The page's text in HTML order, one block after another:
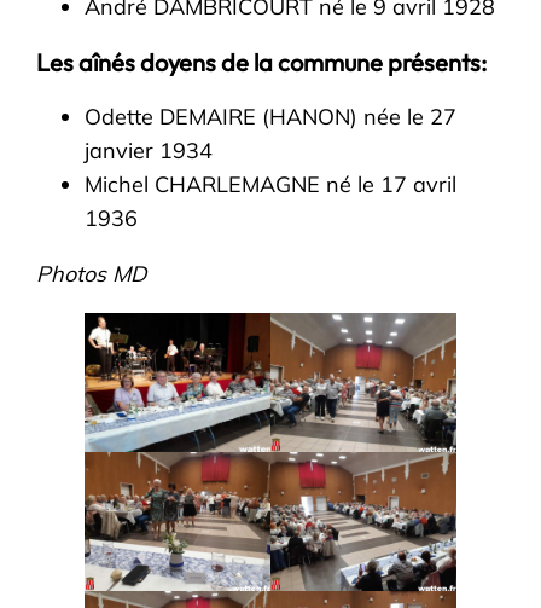
André DAMBRICOURT né le 9 avril 1928
Les aînés doyens de la commune présents:
Odette DEMAIRE (HANON) née le 27
janvier 1934
Michel CHARLEMAGNE né le 17 avril
1936
Photos MD